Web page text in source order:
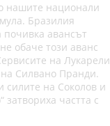
нашите национали
Бразилия
авансът
обаче този аванс
на Лукарели
Силвано Пранди.
силите на Соколов и
затвориха частта с